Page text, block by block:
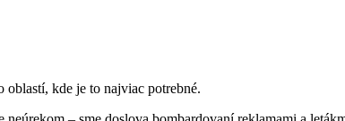
kde je to najviac potrebné.